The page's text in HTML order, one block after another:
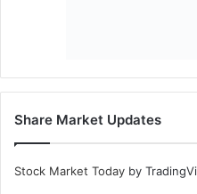
Share Market Updates
Stock Market Today by